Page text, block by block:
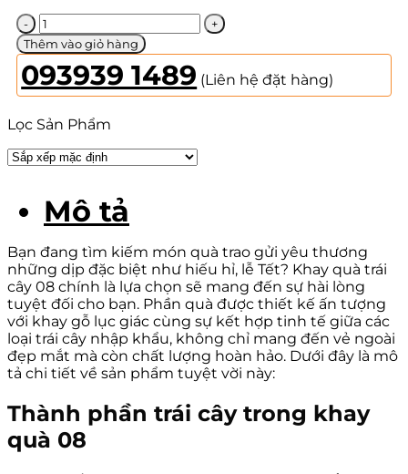
Khay
Quà
Trái
Cây
08
lượng
Thêm vào giỏ hàng
093939 1489 (Liên hệ đặt hàng)
Lọc Sản Phẩm
Mô tả
Bạn đang tìm kiếm món quà trao gửi yêu thương
những dịp đặc biệt như hiếu hỉ, lễ Tết? Khay quà trái
cây 08 chính là lựa chọn sẽ mang đến sự hài lòng
tuyệt đối cho bạn. Phần quà được thiết kế ấn tượng
với khay gỗ lục giác cùng sự kết hợp tinh tế giữa các
loại trái cây nhập khẩu, không chỉ mang đến vẻ ngoài
đẹp mắt mà còn chất lượng hoàn hảo. Dưới đây là mô
tả chi tiết về sản phẩm tuyệt vời này:
Thành phần trái cây trong khay
quà 08